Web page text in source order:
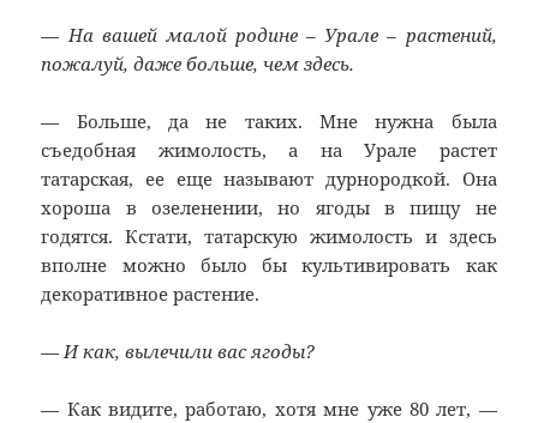
— На вашей малой родине – Урале – растений,
пожалуй, даже больше, чем здесь.
— Больше, да не таких. Мне нужна была
съедобная жимолость, а на Урале растет
татарская, ее еще называют дурнородкой. Она
хороша в озеленении, но ягоды в пищу не
годятся. Кстати, татарскую жимолость и здесь
вполне можно было бы культивировать как
декоративное растение.
— И как, вылечили вас ягоды?
— Как видите, работаю, хотя мне уже 80 лет, —